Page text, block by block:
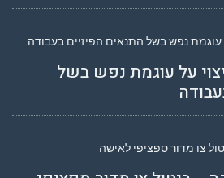
על עוגמת נפש בשל